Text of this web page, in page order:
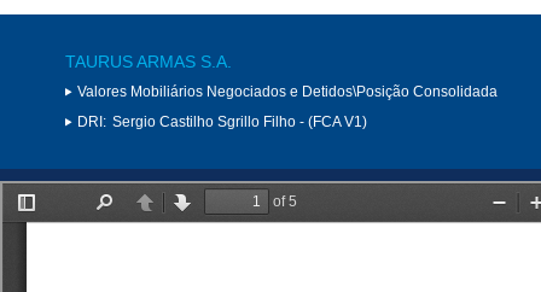
TAURUS ARMAS S.A.
Valores Mobiliários Negociados e Detidos\Posição Consolidada
DRI: Sergio Castilho Sgrillo Filho - (FCA V1)